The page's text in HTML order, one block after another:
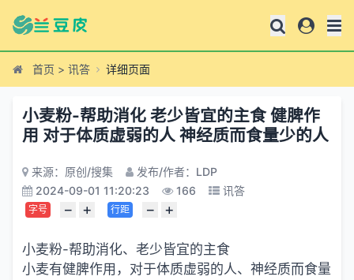
首页 > 讯答 详细页面
小麦粉-帮助消化 老少皆宜的主食 健脾作
用 对于体质虚弱的人 神经质而食量少的人
来源：原创/搜集
发布/作者：LDP
2024-09-01 11:20:23
166 讯答
字号 − + 行距 − +
小麦粉-帮助消化、老少皆宜的主食
小麦有健脾作用，对于体质虚弱的人、神经质而食量